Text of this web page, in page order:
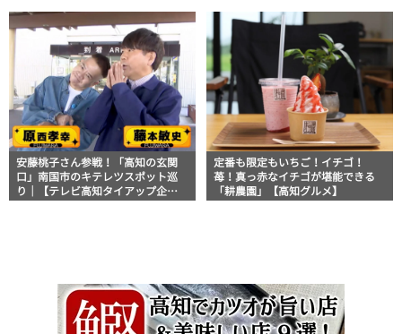
く！
安藤桃子さん参戦！「高知の玄関
口」南国市のキテレツスポット巡
り｜【テレビ高知タイアップ企
定番も限定もいちご！イチゴ！
苺！真っ赤なイチゴが堪能できる
「耕農園」【高知グルメ】